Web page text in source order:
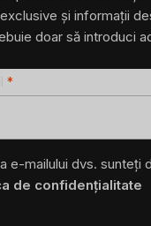
și informații
doar să introduci
e-mailului dvs. sunteți
de confidențialitate